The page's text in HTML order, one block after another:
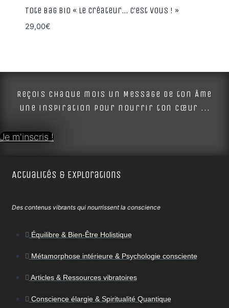
Tote Bag Bio « Le Créateur… C’est vous ! »
29,00€
Reçois chaque mois un Message de ton Âme
une inspiration pour nourrir ton cœur ...
Je m'inscris !
Actualités & Explorations
Des contenus vibrants qui nourrissent la conscience
Équilibre & Bien-Être Holistique
Métamorphose intérieure & Psychologie consciente
Articles & Ressources vibratoires
Conscience élargie & Spiritualité Quantique